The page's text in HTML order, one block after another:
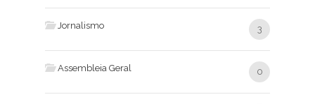
Jornalismo 3
Assembleia Geral 0